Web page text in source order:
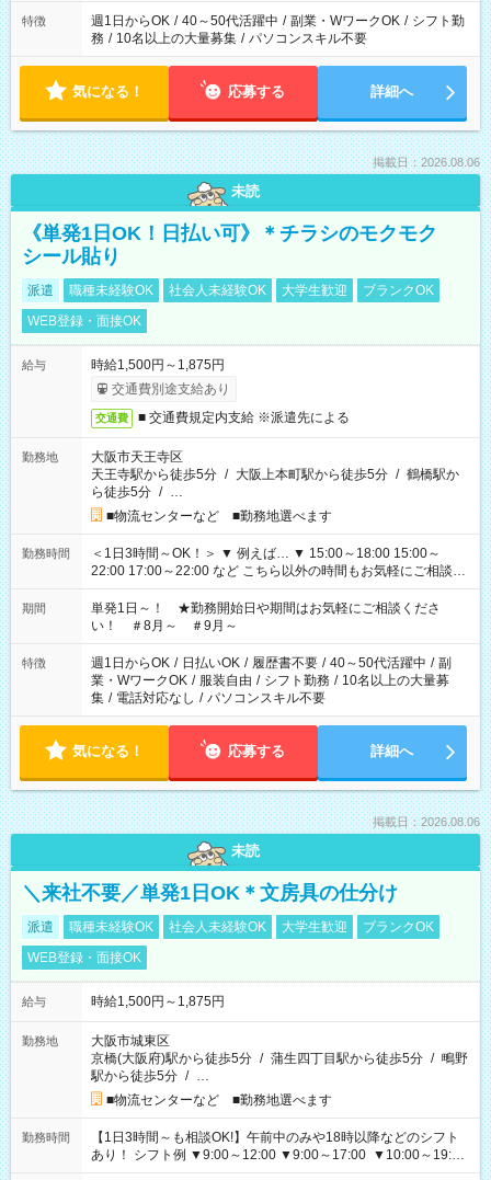
特徴 週1日からOK / 40～50代活躍中 / 副業・WワークOK / シフト勤
務 / 10名以上の大量募集 / パソコンスキル不要
気になる！ 応募する 詳細へ
掲載日：2026.08.06
未読
《単発1日OK！日払い可》＊チラシのモクモク
シール貼り
派遣 職種未経験OK 社会人未経験OK 大学生歓迎
ブランクOK
WEB登録・面接OK
給与
時給1,500円～1,875円
交通費別途支給あり
交通費 ■ 交通費規定内支給 ※派遣先による
勤務地
大阪市天王寺区
天王寺駅から徒歩5分 / 大阪上本町駅から徒歩5分 / 鶴橋駅か
ら徒歩5分 / …
■物流センターなど ■勤務地選べます
勤務時間
＜1日3時間～OK！＞ ▼ 例えば… ▼ 15:00～18:00 15:00～
22:00 17:00～22:00 など こちら以外の時間もお気軽にご相談く
ださい！
期間
単発1日～！ ★勤務開始日や期間はお気軽にご相談くださ
い！ ＃8月～ ＃9月～
特徴 週1日からOK / 日払いOK / 履歴書不要 / 40～50代活躍中 / 副
業・WワークOK / 服装自由 / シフト勤務 / 10名以上の大量募
集 / 電話対応なし / パソコンスキル不要
気になる！ 応募する 詳細へ
掲載日：2026.08.06
未読
＼来社不要／単発1日OK＊文房具の仕分け
派遣 職種未経験OK 社会人未経験OK 大学生歓迎
ブランクOK
WEB登録・面接OK
給与 時給1,500円～1,875円
勤務地
大阪市城東区
京橋(大阪府)駅から徒歩5分 / 蒲生四丁目駅から徒歩5分 / 鴫野
駅から徒歩5分 / …
■物流センターなど ■勤務地選べます
勤務時間
【1日3時間～も相談OK!】午前中のみや18時以降などのシフト
あり！ シフト例 ▼9:00～12:00 ▼9:00～17:00 ▼10:00～19:00
▼18:00～21:00